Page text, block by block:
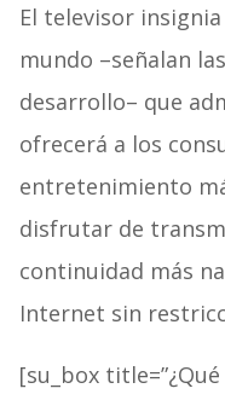
El televisor
mundo –señalan
desarrollo– que
ofrecerá a los
entretenimiento
disfrutar de
continuidad más
Internet sin
[su_box